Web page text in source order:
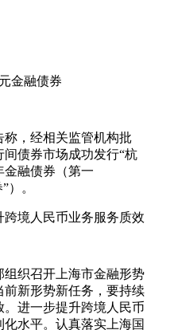
金融债券
称，经相关监管机构批
债券市场成功发行“杭
金融债券（第一
）。
境人民币业务服务质效
组织召开上海市金融形势
新形势新任务，要持续
进一步提升跨境人民币
水平。认真落实上海国